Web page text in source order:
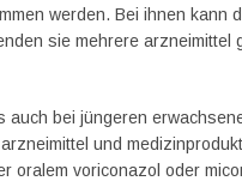
werden. Bei ihnen
sie mehrere
bei jüngeren
und
oralem voriconazol oder